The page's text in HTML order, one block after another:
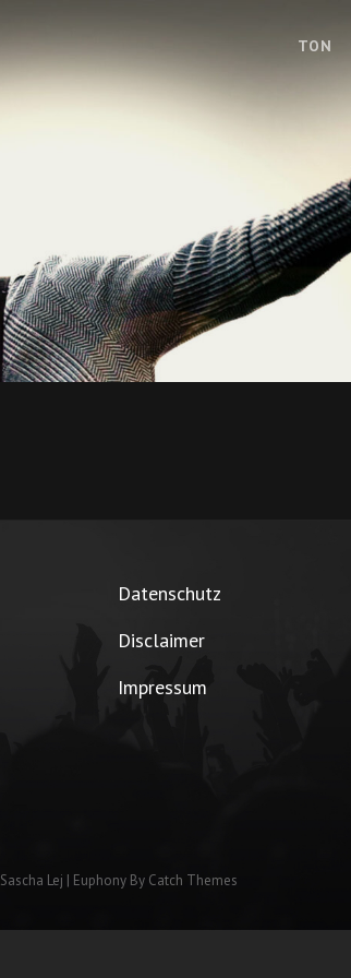
TON
Datenschutz
Disclaimer
Impressum
Sascha Lej | Euphony By Catch Themes